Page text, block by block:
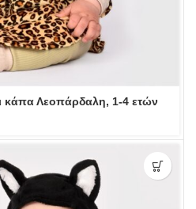
κάπα Λεοπάρδαλη, 1-4 ετών